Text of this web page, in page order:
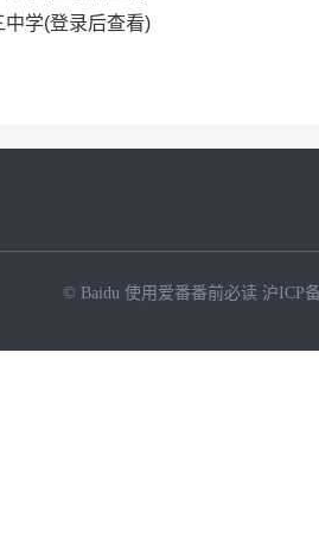
中学(登录后查看)
© Baidu 使用爱番番前必读 沪ICP